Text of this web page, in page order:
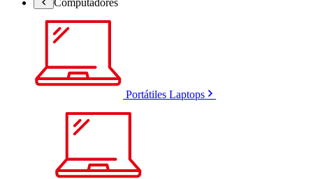
Portátiles Laptops